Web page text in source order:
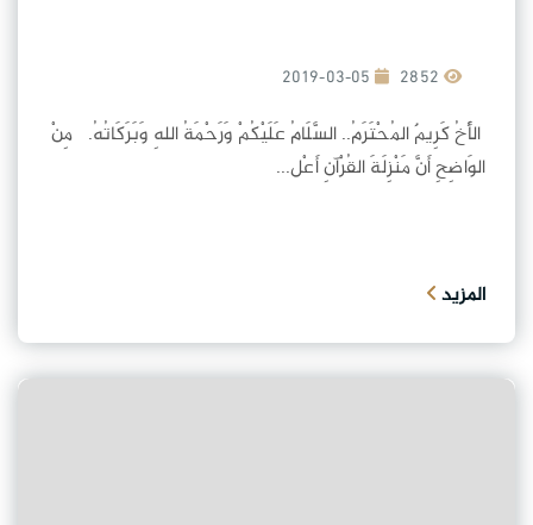
2019-03-05
الأَخُ كَرِيمٌ المُحْتَرَمُ.. السَّلَامُ عَلَيْكُمْ وَرَحْمَةُ اللهِ وَبَرَكَاتُهُ. مِنْ
الوَاضِحِ أَنَّ مَنْزِلَةَ القُرْآنِ أَعْل...
المزيد